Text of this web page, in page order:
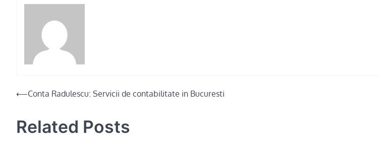
Post
⟵Conta Radulescu: Servicii de contabilitate in Bucuresti
Related Posts